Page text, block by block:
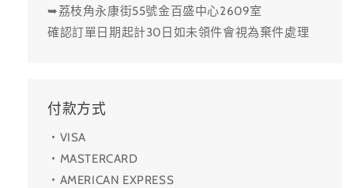
➥荔枝角永康街55號金百盛中心2609室
確認訂單日期起計30日如未領件會視為棄件處理
付款方式
・VISA
・MASTERCARD
・AMERICAN EXPRESS